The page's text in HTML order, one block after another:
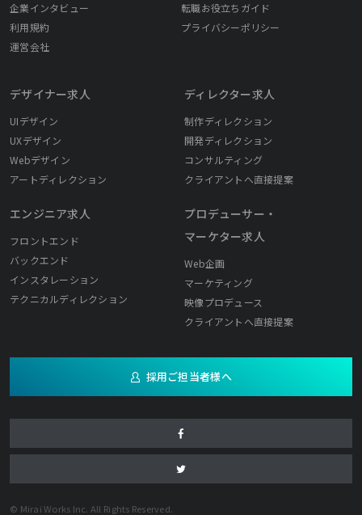
企業インタビュー
転職お役立ちガイド
利用規約
プライバシーポリシー
運営会社
デザイナー求人
UIデザイン
UXデザイン
Webデザイン
アートディレクション
エンジニア求人
フロントエンド
バックエンド
インスタレーション
テクニカルディレクション
ディレクター求人
制作ディレクション
開発ディレクション
コンサルティング
クライアントへ直接提案
プロデューサー・
マーケター求人
Web企画
マーケティング
映像プロデュース
クライアントへ直接提案
採用ご担当者様へ
© Mirai Works Inc. All Rights Reserved.